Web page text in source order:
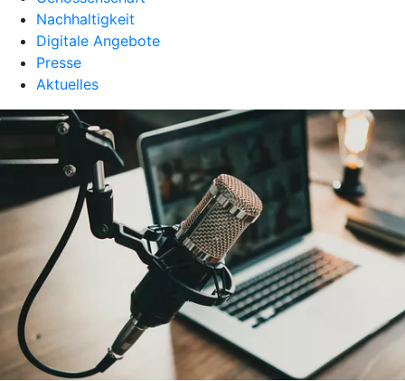
Nachhaltigkeit
Digitale Angebote
Presse
Aktuelles